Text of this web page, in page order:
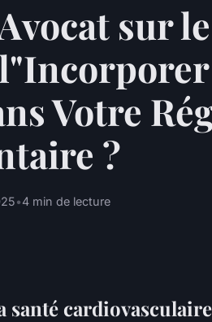
sur
Votre
?
•4 min de lecture
santé cardiovasculaire